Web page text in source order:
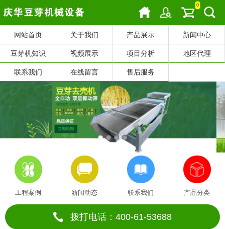
0
网站首页 关于我们 产品展示 新闻中心
豆芽机知识 视频展示 项目分析 地区代理
联系我们 在线留言 售后服务
工程案例 新闻动态 联系我们 产品分类
拨打电话：400-61-53688